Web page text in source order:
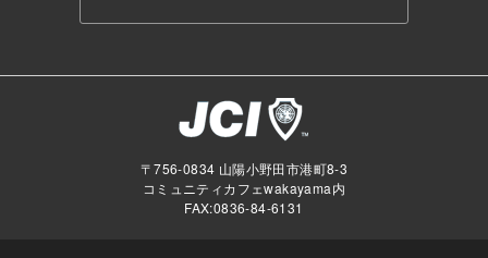
〒756-0834 山陽小野田市港町8-3
コミュニティカフェwakayama内
FAX:0836-84-6131